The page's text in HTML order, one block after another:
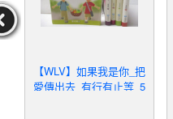
【WLV】如果我是你_把
愛傳出去_有行有止等_5